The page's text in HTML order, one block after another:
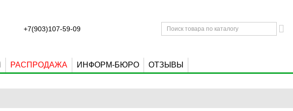
+7(903)107-59-09
РАСПРОДАЖА ИНФОРМ-БЮРО ОТЗЫВЫ